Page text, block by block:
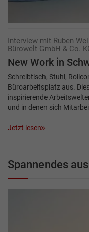
Interview mit Ruben
Bürowelt GmbH & Co.
New Work in
Schreibtisch, Stuhl,
Büroarbeitsplatz aus.
inspirierende
und in denen sich
Jetzt lesen
Spannendes